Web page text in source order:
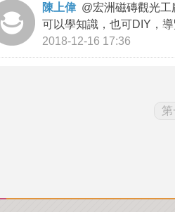
陳上偉 @宏洲磁磚觀光
可以學知識，也可DIY，
2018-12-16 17:36